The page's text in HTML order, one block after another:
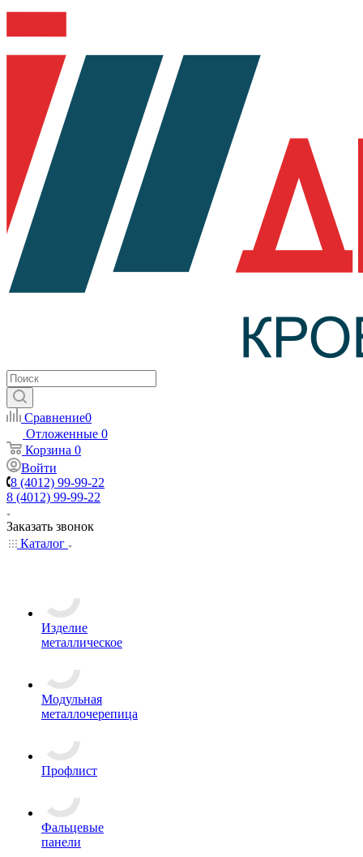
Сравнение0
Отложенные 0
Корзина 0
Войти
8 (4012) 99-99-22
8 (4012) 99-99-22
Заказать звонок
Каталог
Изделие
металлическое
Модульная
металлочерепица
Профлист
Фальцевые
панели